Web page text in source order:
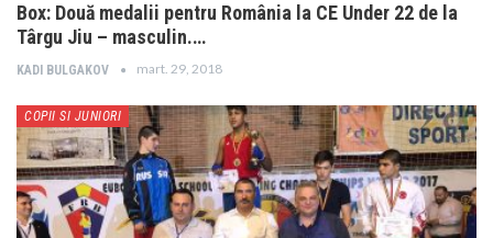
Box: Două medalii pentru România la CE Under 22 de la
Târgu Jiu – masculin.…
KADI BULGAKOV mart. 29, 2018
COPII SI JUNIORI